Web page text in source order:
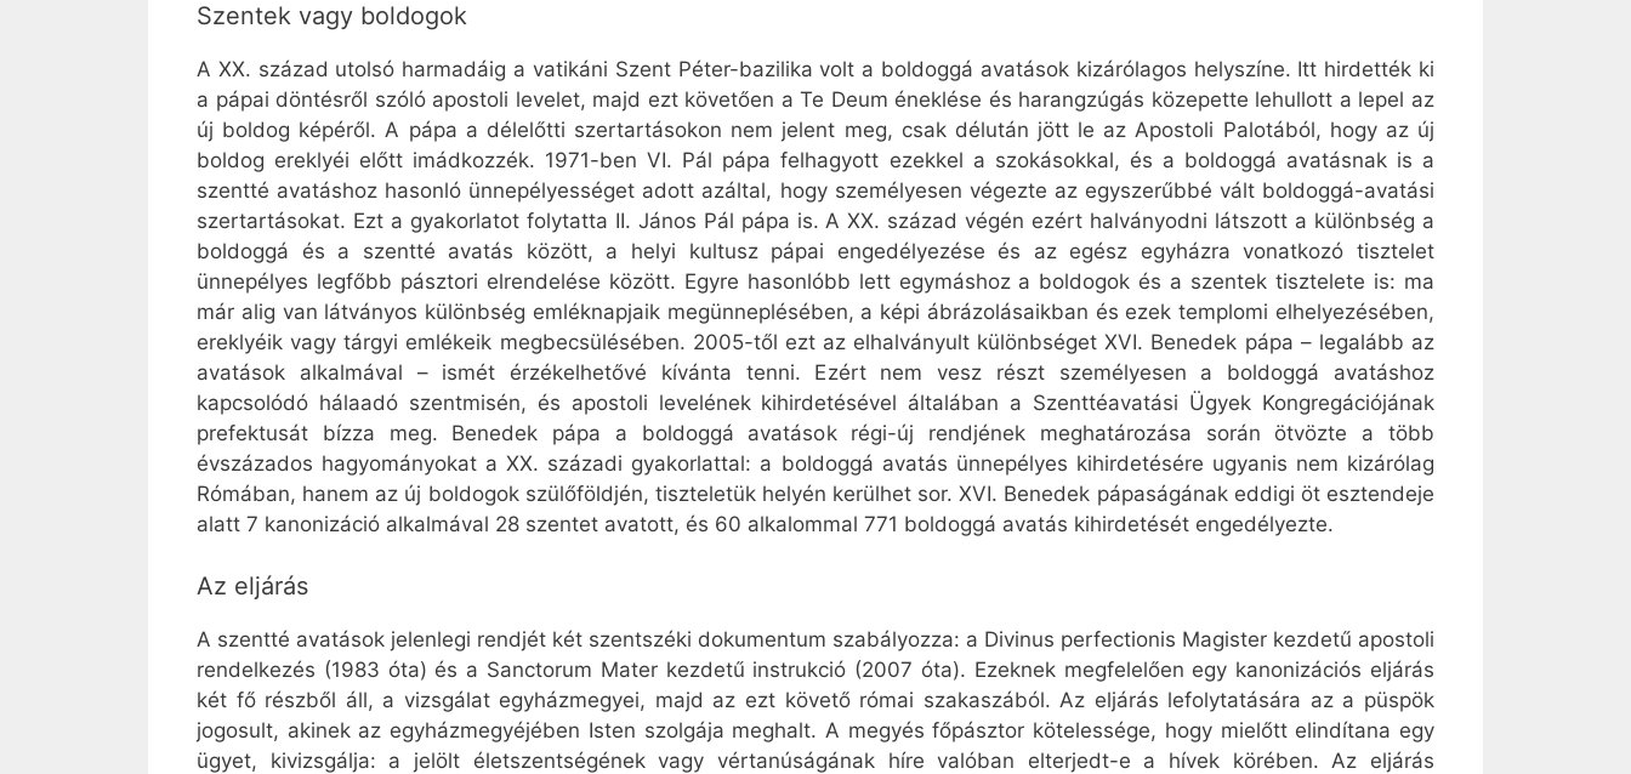
Szentek vagy boldogok
A XX. század utolsó harmadáig a vatikáni Szent Péter-bazilika volt a boldoggá avatások kizárólagos helyszíne. Itt hirdették ki
a pápai döntésről szóló apostoli levelet, majd ezt követően a Te Deum éneklése és harangzúgás közepette lehullott a lepel az
új boldog képéről. A pápa a délelőtti szertartásokon nem jelent meg, csak délután jött le az Apostoli Palotából, hogy az új
boldog ereklyéi előtt imádkozzék. 1971-ben VI. Pál pápa felhagyott ezekkel a szokásokkal, és a boldoggá avatásnak is a
szentté avatáshoz hasonló ünnepélyességet adott azáltal, hogy személyesen végezte az egyszerűbbé vált boldoggá-avatási
szertartásokat. Ezt a gyakorlatot folytatta II. János Pál pápa is. A XX. század végén ezért halványodni látszott a különbség a
boldoggá és a szentté avatás között, a helyi kultusz pápai engedélyezése és az egész egyházra vonatkozó tisztelet
ünnepélyes legfőbb pásztori elrendelése között. Egyre hasonlóbb lett egymáshoz a boldogok és a szentek tisztelete is: ma
már alig van látványos különbség emléknapjaik megünneplésében, a képi ábrázolásaikban és ezek templomi elhelyezésében,
ereklyéik vagy tárgyi emlékeik megbecsülésében. 2005-től ezt az elhalványult különbséget XVI. Benedek pápa – legalább az
avatások alkalmával – ismét érzékelhetővé kívánta tenni. Ezért nem vesz részt személyesen a boldoggá avatáshoz
kapcsolódó hálaadó szentmisén, és apostoli levelének kihirdetésével általában a Szenttéavatási Ügyek Kongregációjának
prefektusát bízza meg. Benedek pápa a boldoggá avatások régi-új rendjének meghatározása során ötvözte a több
évszázados hagyományokat a XX. századi gyakorlattal: a boldoggá avatás ünnepélyes kihirdetésére ugyanis nem kizárólag
Rómában, hanem az új boldogok szülőföldjén, tiszteletük helyén kerülhet sor. XVI. Benedek pápaságának eddigi öt esztendeje
alatt 7 kanonizáció alkalmával 28 szentet avatott, és 60 alkalommal 771 boldoggá avatás kihirdetését engedélyezte.
Az eljárás
A szentté avatások jelenlegi rendjét két szentszéki dokumentum szabályozza: a Divinus perfectionis Magister kezdetű apostoli
rendelkezés (1983 óta) és a Sanctorum Mater kezdetű instrukció (2007 óta). Ezeknek megfelelően egy kanonizációs eljárás
két fő részből áll, a vizsgálat egyházmegyei, majd az ezt követő római szakaszából. Az eljárás lefolytatására az a püspök
jogosult, akinek az egyházmegyéjében Isten szolgája meghalt. A megyés főpásztor kötelessége, hogy mielőtt elindítana egy
ügyet, kivizsgálja: a jelölt életszentségének vagy vértanúságának híre valóban elterjedt-e a hívek körében. Az eljárás